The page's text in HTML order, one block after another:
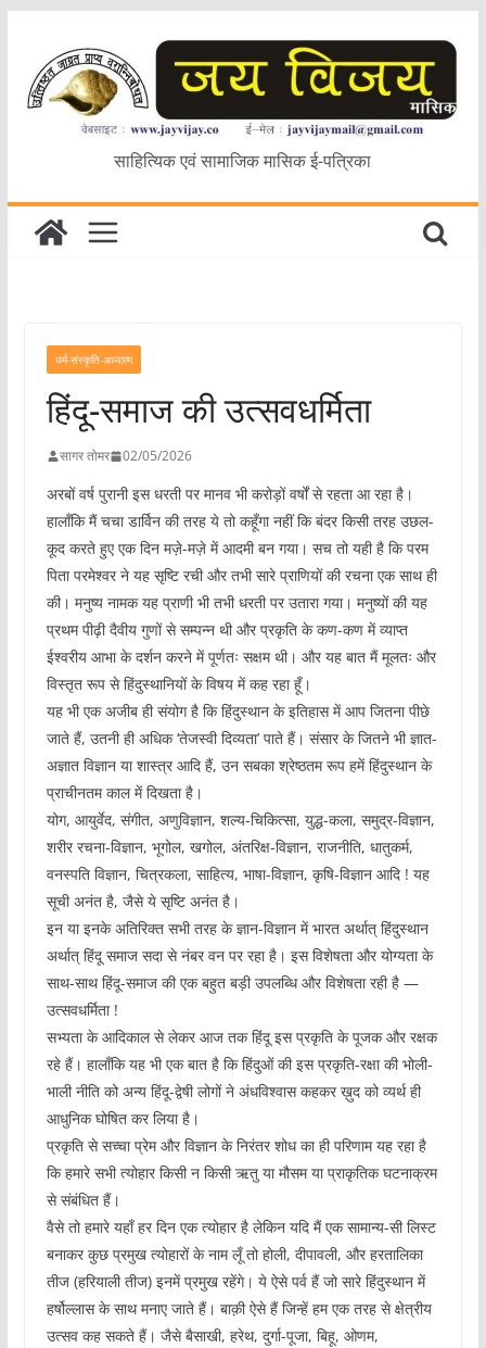
content
साहित्यिक एवं सामाजिक मासिक ई-पत्रिका
धर्म-संस्कृति-अध्यात्म
हिंदू-समाज की उत्सवधर्मिता
सागर तोमर 02/05/2026
अरबों वर्ष पुरानी इस धरती पर मानव भी करोड़ों वर्षों से रहता आ रहा है।
हालाँकि मैं चचा डार्विन की तरह ये तो कहूँगा नहीं कि बंदर किसी तरह उछल-
कूद करते हुए एक दिन मज़े-मज़े में आदमी बन गया। सच तो यही है कि परम
पिता परमेश्वर ने यह सृष्टि रची और तभी सारे प्राणियों की रचना एक साथ ही
की। मनुष्य नामक यह प्राणी भी तभी धरती पर उतारा गया। मनुष्यों की यह
प्रथम पीढ़ी दैवीय गुणों से सम्पन्न थी और प्रकृति के कण-कण में व्याप्त
ईश्वरीय आभा के दर्शन करने में पूर्णतः सक्षम थी। और यह बात मैं मूलतः और
विस्तृत रूप से हिंदुस्थानियों के विषय में कह रहा हूँ।
यह भी एक अजीब ही संयोग है कि हिंदुस्थान के इतिहास में आप जितना पीछे
जाते हैं, उतनी ही अधिक ‘तेजस्वी दिव्यता’ पाते हैं। संसार के जितने भी ज्ञात-
अज्ञात विज्ञान या शास्त्र आदि हैं, उन सबका श्रेष्ठतम रूप हमें हिंदुस्थान के
प्राचीनतम काल में दिखता है।
योग, आयुर्वेद, संगीत, अणुविज्ञान, शल्य-चिकित्सा, युद्ध-कला, समुद्र-विज्ञान,
शरीर रचना-विज्ञान, भूगोल, खगोल, अंतरिक्ष-विज्ञान, राजनीति, धातुकर्म,
वनस्पति विज्ञान, चित्रकला, साहित्य, भाषा-विज्ञान, कृषि-विज्ञान आदि ! यह
सूची अनंत है, जैसे ये सृष्टि अनंत है।
इन या इनके अतिरिक्त सभी तरह के ज्ञान-विज्ञान में भारत अर्थात् हिंदुस्थान
अर्थात् हिंदू समाज सदा से नंबर वन पर रहा है। इस विशेषता और योग्यता के
साथ-साथ हिंदू-समाज की एक बहुत बड़ी उपलब्धि और विशेषता रही है —
उत्सवधर्मिता !
सभ्यता के आदिकाल से लेकर आज तक हिंदू इस प्रकृति के पूजक और रक्षक
रहे हैं। हालाँकि यह भी एक बात है कि हिंदुओं की इस प्रकृति-रक्षा की भोली-
भाली नीति को अन्य हिंदू-द्वेषी लोगों ने अंधविश्वास कहकर ख़ुद को व्यर्थ ही
आधुनिक घोषित कर लिया है।
प्रकृति से सच्चा प्रेम और विज्ञान के निरंतर शोध का ही परिणाम यह रहा है
कि हमारे सभी त्योहार किसी न किसी ऋतु या मौसम या प्राकृतिक घटनाक्रम
से संबंधित हैं।
वैसे तो हमारे यहाँ हर दिन एक त्योहार है लेकिन यदि मैं एक सामान्य-सी लिस्ट
बनाकर कुछ प्रमुख त्योहारों के नाम लूँ तो होली, दीपावली, और हरतालिका
तीज (हरियाली तीज) इनमें प्रमुख रहेंगे। ये ऐसे पर्व हैं जो सारे हिंदुस्थान में
हर्षोल्लास के साथ मनाए जाते हैं। बाक़ी ऐसे हैं जिन्हें हम एक तरह से क्षेत्रीय
उत्सव कह सकते हैं। जैसे बैसाखी, हरेथ, दुर्गा-पूजा, बिहू, ओणम,